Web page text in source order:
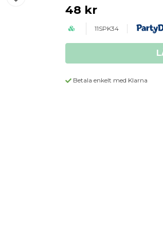
48 kr
11SPK34
Betala enkelt med Klarna